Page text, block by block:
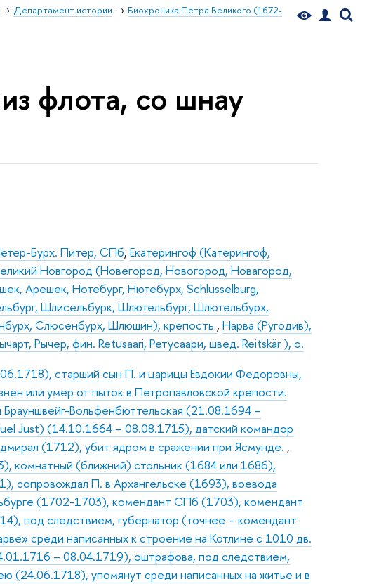
Департамент истории
Биохроника Петра Великого (1672-
флота, со шнау
Бурх. Питер, СПб,Екатерингоф (Катерингоф,
Новгород (Новегород, Новогород, Новагород,
Арешек, Нотебург, Нютебурх, Schlüsselburg,
Шлисельбурк, Шлютельбург, Шлютельбурх,
Слюсенбурх, Шлюшин), крепость ,Нарва (Ругодив),
Рычер, фин. Retusaari, Ретусаари, швед. Reitskär ), о.
старший сын П. и царицы Евдокии Федоровны,
или умер от пыток в Петропавловской крепости.
Вольфенбюттельская (21.08.1694 –
Just) (14.10.1664 – 08.08.1715), датский командор
(1712), убит ядром в сражении при Ясмунде. ,
комнатный (ближний) стольник (1684 или 1686),
сопровождал П. в Архангельске (1693), воевода
(1702-1703), комендант СПб (1703), комендант
под следствием, губернатор (точнее – комендант
среди написанных к строение на Котлине с 1010 дв.
– 08.04.1719), оштрафова, под следствием,
(24.06.1718), упомянут среди написанных на житье и в